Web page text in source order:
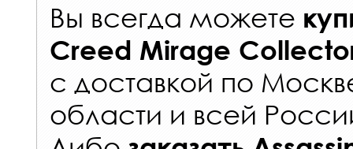
Вы всегда можете
Creed Mirage
с доставкой по
области и всей